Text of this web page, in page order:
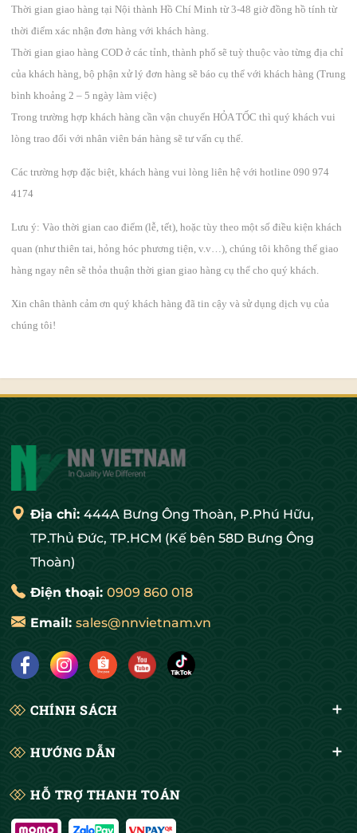
Thời gian giao hàng tại Nội thành Hồ Chí Minh từ 3-48 giờ đồng hồ tính từ
thời điểm xác nhận đơn hàng với khách hàng.
Thời gian giao hàng COD ở các tỉnh, thành phố sẽ tuỳ thuộc vào từng địa chỉ
của khách hàng, bộ phận xử lý đơn hàng sẽ báo cụ thể với khách hàng (Trung
bình khoảng 2 – 5 ngày làm việc)
Trong trường hợp khách hàng cần vận chuyển HỎA TỐC thì quý khách vui
lòng trao đổi với nhân viên bán hàng sẽ tư vấn cụ thể.
Các trường hợp đặc biệt, khách hàng vui lòng liên hệ với hotline 090 974
4174
Lưu ý: Vào thời gian cao điểm (lễ, tết), hoặc tùy theo một số điều kiện khách
quan (như thiên tai, hỏng hóc phương tiện, v.v…), chúng tôi không thể giao
hàng ngay nên sẽ thỏa thuận thời gian giao hàng cụ thể cho quý khách.
Xin chân thành cảm ơn quý khách hàng đã tin cậy và sử dụng dịch vụ của
chúng tôi!
Địa chỉ: 444A Bưng Ông Thoàn, P.Phú Hữu,
TP.Thủ Đức, TP.HCM (Kế bên 58D Bưng Ông
Thoàn)
Điện thoại: 0909 860 018
Email: sales@nnvietnam.vn
CHÍNH SÁCH
HƯỚNG DẪN
HỖ TRỢ THANH TOÁN